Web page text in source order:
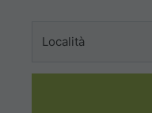
Località